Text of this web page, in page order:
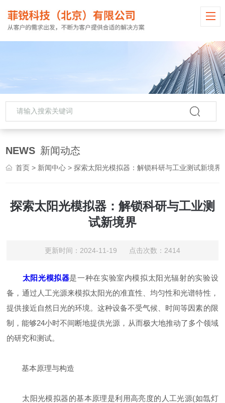
NEWS 新闻动态
首页 > 新闻中心 > 探索太阳光模拟器：解锁科研与工业测试新境界
探索太阳光模拟器：解锁科研与工业测
试新境界
更新时间：2024-11-19 点击次数：2414
太阳光模拟器是一种在实验室内模拟太阳光辐射的实验设
备，通过人工光源来模拟太阳光的准直性、均匀性和光谱特性，
提供接近自然日光的环境。这种设备不受气候、时间等因素的限
制，能够24小时不间断地提供光源，从而极大地推动了多个领域
的研究和测试。
基本原理与构造
太阳光模拟器的基本原理是利用高亮度的人工光源(如氙灯